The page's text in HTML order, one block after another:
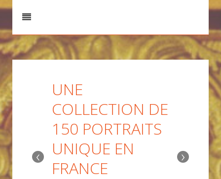
UNE
COLLECTION DE
150 PORTRAITS
UNIQUE EN
FRANCE
›
‹